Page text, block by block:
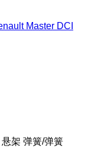
Master DCI
悬架 弹簧/弹簧